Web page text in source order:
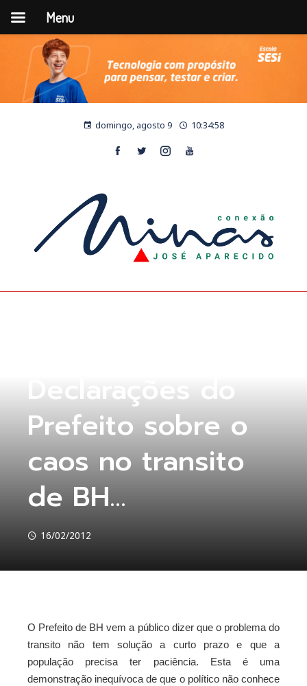
domingo, agosto 9 10:34:58
Declarações do
Prefeito sobre o
caos no transito
de BH…
16/02/2012
O Prefeito de BH vem a público dizer que o problema do
transito não tem solução a curto prazo e que a
população precisa ter paciência. Esta é uma
demonstração inequívoca de que o político não conhece
Menu